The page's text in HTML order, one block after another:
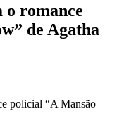
romance
de Agatha
policial “A Mansão